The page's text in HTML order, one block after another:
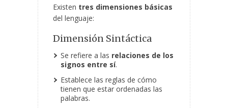
Existen tres dimensiones básicas
del lenguaje:
Dimensión Sintáctica
Se refiere a las relaciones de los
signos entre sí.
Establece las reglas de cómo
tienen que estar ordenadas las
palabras.